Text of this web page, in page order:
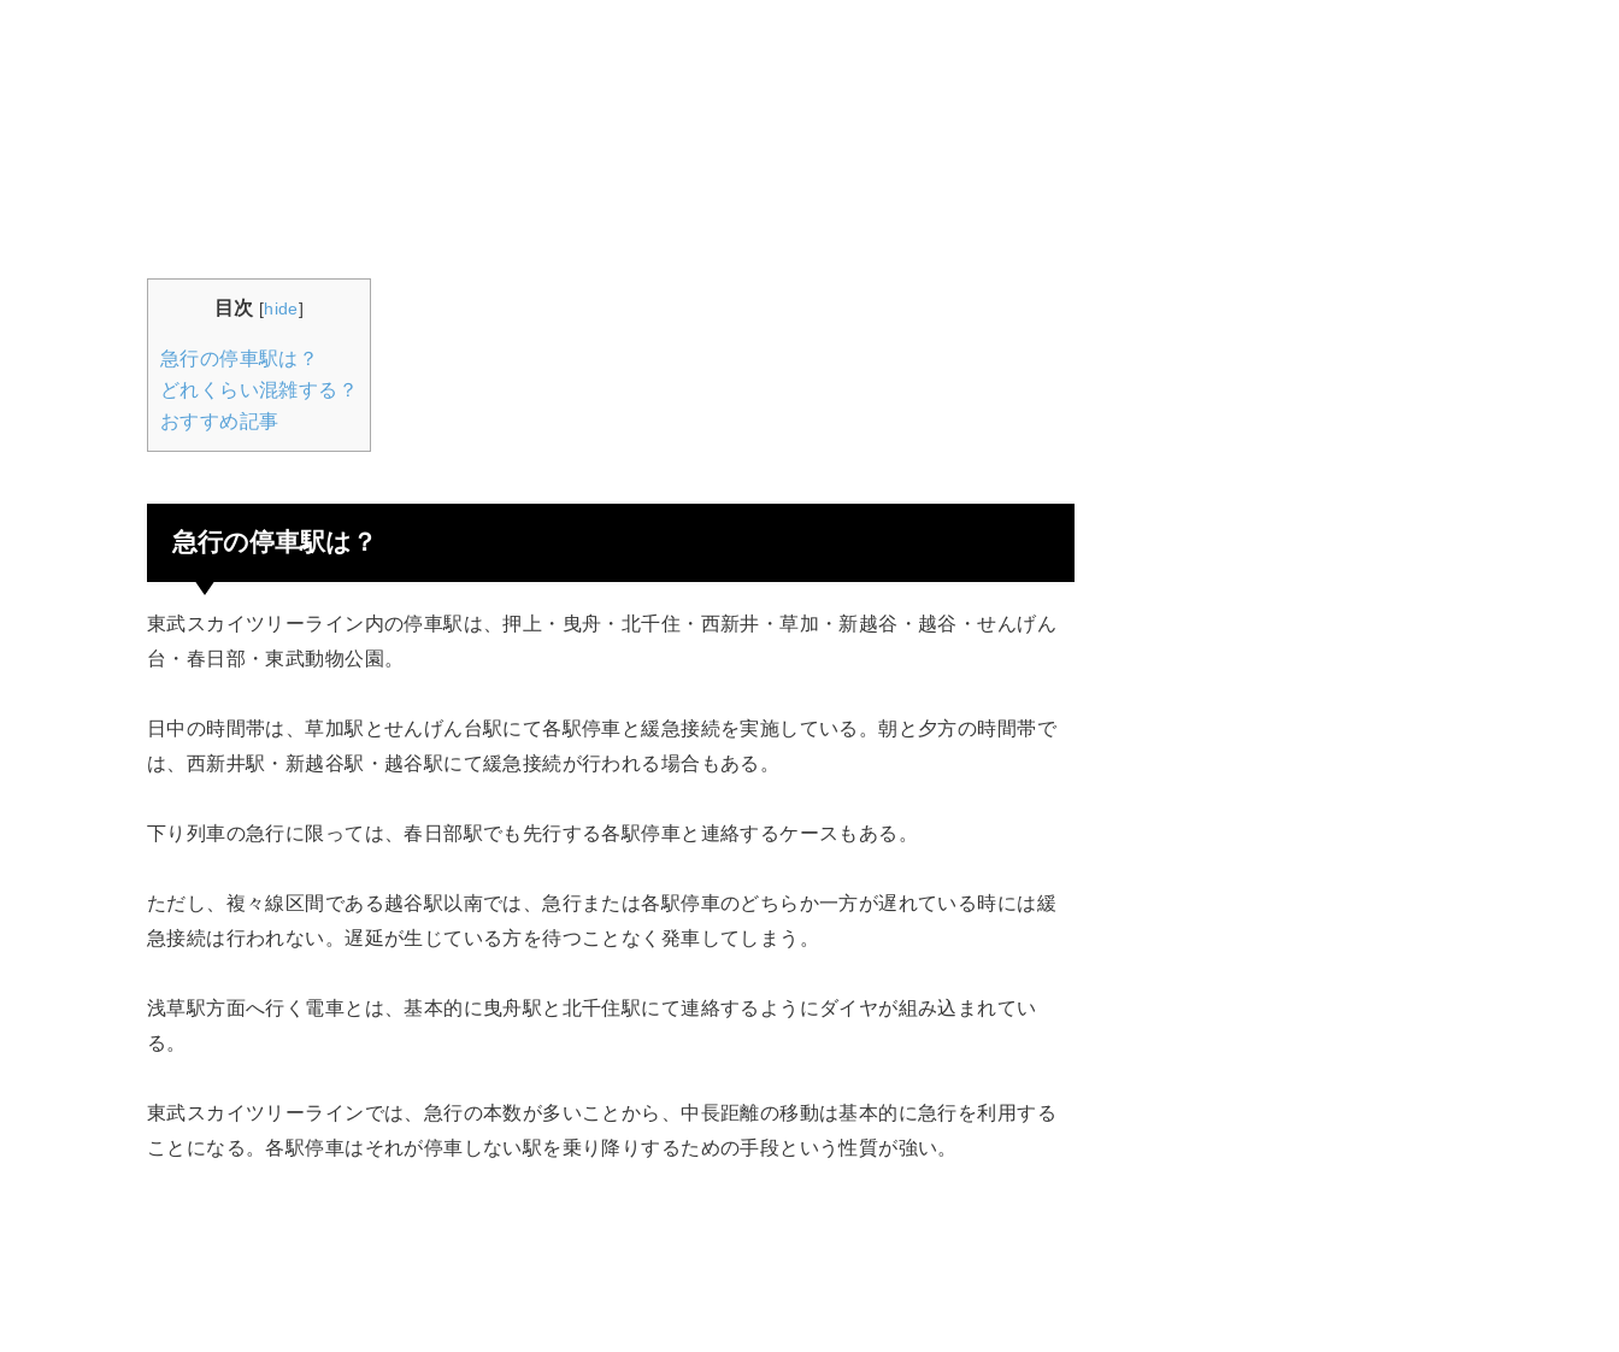
目次 [hide]
急行の停車駅は？
どれくらい混雑する？
おすすめ記事
急行の停車駅は？
東武スカイツリーライン内の停車駅は、押上・曳舟・北千住・西新井・草加・新越谷・越谷・せんげん
台・春日部・東武動物公園。
日中の時間帯は、草加駅とせんげん台駅にて各駅停車と緩急接続を実施している。朝と夕方の時間帯で
は、西新井駅・新越谷駅・越谷駅にて緩急接続が行われる場合もある。
下り列車の急行に限っては、春日部駅でも先行する各駅停車と連絡するケースもある。
ただし、複々線区間である越谷駅以南では、急行または各駅停車のどちらか一方が遅れている時には緩
急接続は行われない。遅延が生じている方を待つことなく発車してしまう。
浅草駅方面へ行く電車とは、基本的に曳舟駅と北千住駅にて連絡するようにダイヤが組み込まれてい
る。
東武スカイツリーラインでは、急行の本数が多いことから、中長距離の移動は基本的に急行を利用する
ことになる。各駅停車はそれが停車しない駅を乗り降りするための手段という性質が強い。